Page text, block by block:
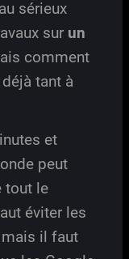
sérieux
sur un
comment
tant à
et
peut
tout le
éviter les
mais il faut